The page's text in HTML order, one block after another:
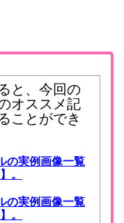
と、今回の
オススメ記
ことができ
の実例画像一覧
。
の実例画像一覧
。